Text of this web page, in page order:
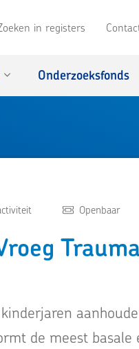
in registers
Onderzoeksfonds
Openbaar
de meest